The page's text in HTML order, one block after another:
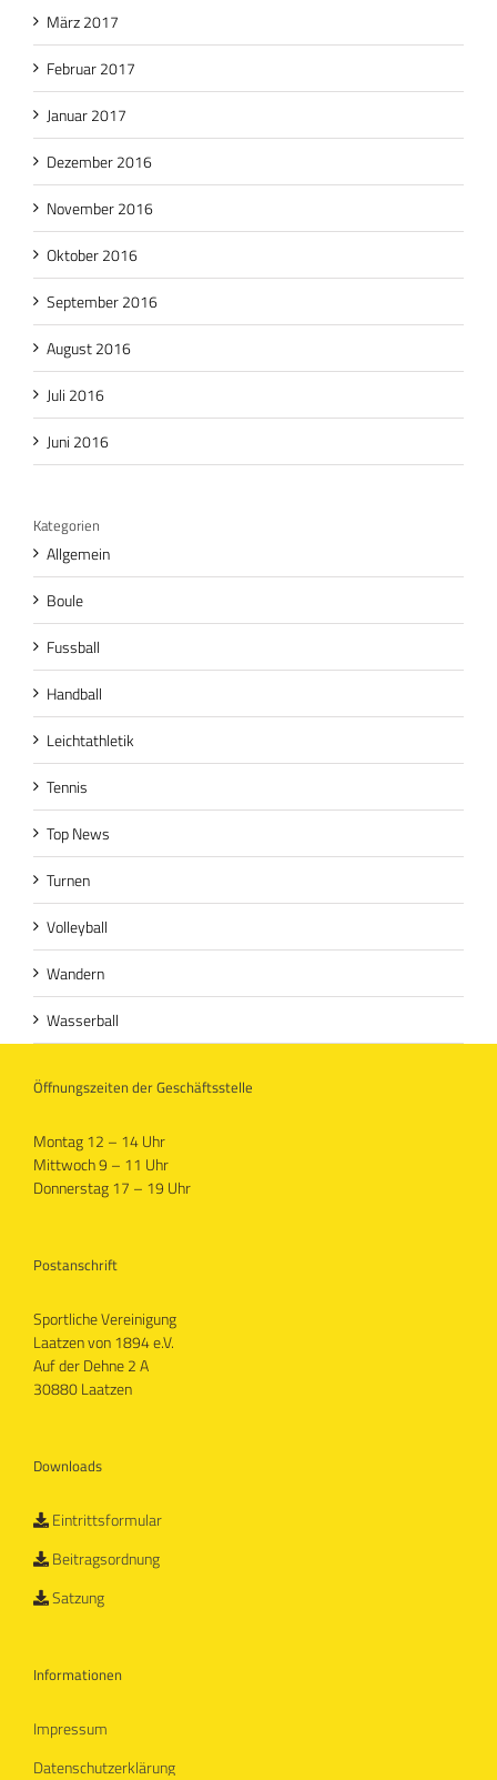
März 2017
Februar 2017
Januar 2017
Dezember 2016
November 2016
Oktober 2016
September 2016
August 2016
Juli 2016
Juni 2016
Kategorien
Allgemein
Boule
Fussball
Handball
Leichtathletik
Tennis
Top News
Turnen
Volleyball
Wandern
Wasserball
Öffnungszeiten der Geschäftsstelle
Montag 12 – 14 Uhr
Mittwoch 9 – 11 Uhr
Donnerstag 17 – 19 Uhr
Postanschrift
Sportliche Vereinigung
Laatzen von 1894 e.V.
Auf der Dehne 2 A
30880 Laatzen
Downloads
Eintrittsformular
Beitragsordnung
Satzung
Informationen
Impressum
Datenschutzerklärung